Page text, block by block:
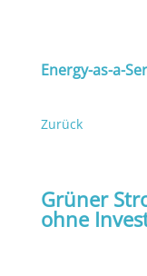
Energy-as-a-
Zurück
Grüner
ohne